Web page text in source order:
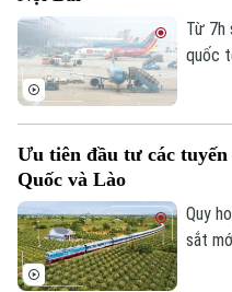
Công nghệ
Khoảnh khắc Hà Nội
Ẩm thực
Quân sự
Hồ sơ
Người Việt 4 phương
Tin tức
Cafe sáng
Doanh nghiệp
Nhà đất
Tin tức
Đầu tư
Căn hộ
Đất đai
Tàu và Xe
Ô tô
Tàu
Xe máy
Giáo dục
Tin tức
Tuyển sinh
Văn hóa
Tin tức
đầu
Từ 7h
quốc
chỉnh
thông.
Ưu tiên đầu tư các
Quốc và Lào
Quy
sắt